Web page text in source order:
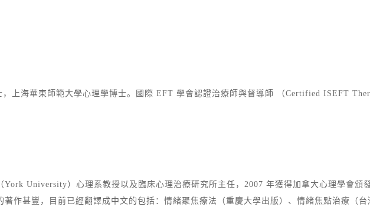
上海華東師範大學心理學博士。國際 EFT 學會認證治療師與督導師 （Certified ISEFT
University）心理系教授以及臨床心理治療研究所主任，2007 年獲得加拿大心理學會頒
作甚豐，目前已經翻譯成中文的包括：情緒聚焦療法（重慶大學出版）、情緒焦點治療（